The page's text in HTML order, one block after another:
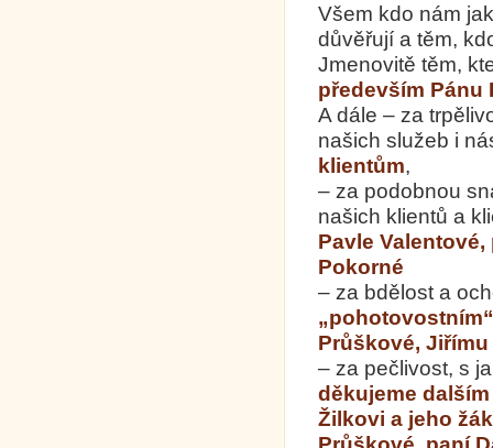
Všem kdo nám
důvěřují a těm,
Jmenovitě těm,
především Pánu
A dále – za
našich služeb i
klientům,
– za podobnou
našich klientů a
Pavle
Pokorné
– za bdělost a
Průškové,
– za pečlivost, s
děkujeme
Žilkovi a jeho